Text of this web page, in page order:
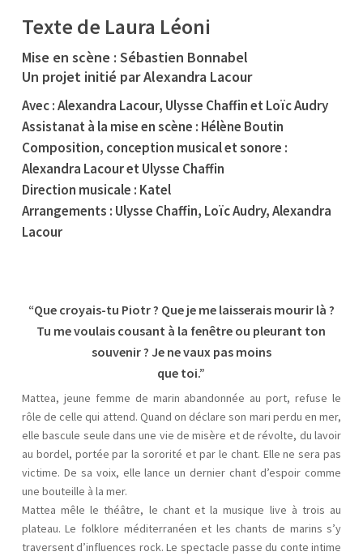
Texte de Laura Léoni
Mise en scène : Sébastien Bonnabel
Un projet initié par Alexandra Lacour
Avec : Alexandra Lacour, Ulysse Chaffin et Loïc Audry
Assistanat à la mise en scène : Hélène Boutin
Composition, conception musical et sonore :
Alexandra Lacour et Ulysse Chaffin
Direction musicale : Katel
Arrangements : Ulysse Chaffin, Loïc Audry, Alexandra
Lacour
“Que croyais-tu Piotr ? Que je me laisserais mourir là ?
Tu me voulais cousant à la fenêtre ou pleurant ton
souvenir ? Je ne vaux pas moins
que toi.”
Mattea, jeune femme de marin abandonnée au port, refuse le
rôle de celle qui attend. Quand on déclare son mari perdu en mer,
elle bascule seule dans une vie de misère et de révolte, du lavoir
au bordel, portée par la sororité et par le chant. Elle ne sera pas
victime. De sa voix, elle lance un dernier chant d’espoir comme
une bouteille à la mer.
Mattea mêle le théâtre, le chant et la musique live à trois au
plateau. Le folklore méditerranéen et les chants de marins s’y
traversent d’influences rock. Le spectacle passe du conte intime